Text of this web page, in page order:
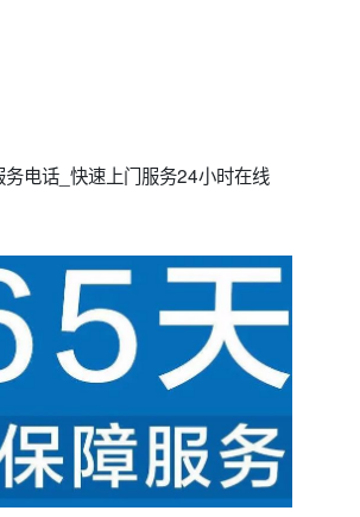
电话_快速上门服务24小时在线